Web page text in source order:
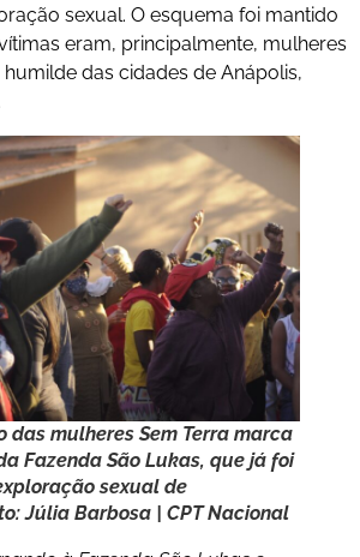
sexual. O esquema foi mantido
eram, principalmente, mulheres
das cidades de Anápolis,
das mulheres Sem Terra marca
Fazenda São Lukas, que já foi
sexual de
Júlia Barbosa | CPT Nacional